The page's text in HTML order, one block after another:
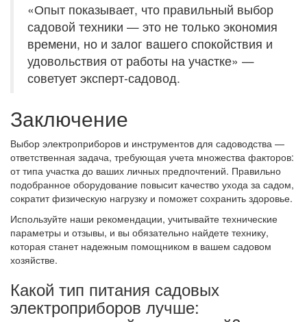
«Опыт показывает, что правильный выбор
садовой техники — это не только экономия
времени, но и залог вашего спокойствия и
удовольствия от работы на участке» —
советует эксперт-садовод.
Заключение
Выбор электроприборов и инструментов для садоводства —
ответственная задача, требующая учета множества факторов:
от типа участка до ваших личных предпочтений. Правильно
подобранное оборудование повысит качество ухода за садом,
сократит физическую нагрузку и поможет сохранить здоровье.
Используйте наши рекомендации, учитывайте технические
параметры и отзывы, и вы обязательно найдете технику,
которая станет надежным помощником в вашем садовом
хозяйстве.
Какой тип питания садовых
электроприборов лучше: